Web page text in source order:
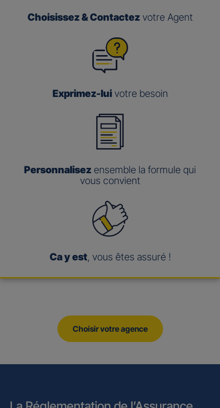
Choisissez & Contactezvotre Agent
Exprimez-luivotre besoin
Personnalisez ensemble la formule qui
vous convient
Ca y est, vous êtes assuré !
Choisir votre agence